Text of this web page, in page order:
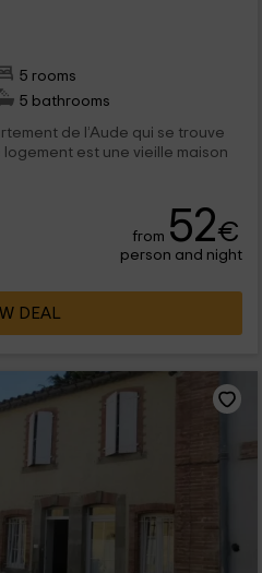
5 rooms
5 bathrooms
de l’Aude qui se trouve
est une vieille maison
from 52€
person and night
DEAL